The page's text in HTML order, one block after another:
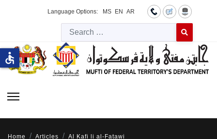
Language Options: MS EN AR
Type 2 or
Home Articles
Al Kafi li al-Fatawi
accessible